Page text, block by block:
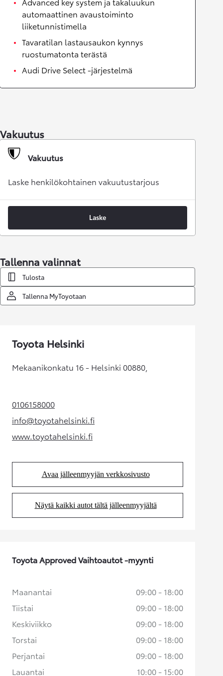
automaattinen avaustoiminto
liiketunnistimella
Tavaratilan lastausaukon kynnys
ruostumatonta terästä
Audi Drive Select -järjestelmä
Vakuutus
Vakuutus
Laske henkilökohtainen vakuutustarjous
Laske
Tallenna valinnat
Tulosta
Tallenna MyToyotaan
Toyota Helsinki
Mekaanikonkatu 16 - Helsinki 00880,
0106158000(Aukeaa uudessa välilehdessä)
info@toyotahelsinki.fi(Aukeaa uudessa välilehdessä)
www.toyotahelsinki.fi(Aukeaa uudessa välilehdessä)
Avaa jälleenmyyjän verkkosivusto
(Aukeaa uudessa välilehdessä)
Näytä kaikki autot tältä jälleenmyyjältä
(Aukeaa uudessa välilehdessä)
Toyota Approved Vaihtoautot -myynti
Maanantai
09:00 - 18:00
Tiistai
09:00 - 18:00
Keskiviikko
09:00 - 18:00
Torstai
09:00 - 18:00
Perjantai
09:00 - 18:00
Lauantai
10:00 - 15:00